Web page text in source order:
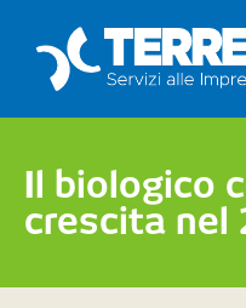
Il biologico
crescita nel